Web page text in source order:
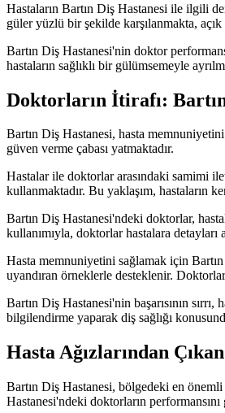
Hastaların Bartın Diş Hastanesi ile ilgili
güler yüzlü bir şekilde karşılanmakta,
Bartın Diş Hastanesi'nin doktor
hastaların sağlıklı bir gülümsemeyle
Doktorların İtirafı:
Bartın Diş Hastanesi, hasta
güven verme çabası yatmaktadır.
Hastalar ile doktorlar arasındaki samimi
kullanmaktadır. Bu yaklaşım, hastaların
Bartın Diş Hastanesi'ndeki doktorlar,
kullanımıyla, doktorlar hastalara
Hasta memnuniyetini sağlamak için
uyandıran örneklerle desteklenir.
Bartın Diş Hastanesi'nin başarısının
bilgilendirme yaparak diş sağlığı
Hasta Ağızlarından
Bartın Diş Hastanesi, bölgedeki en
Hastanesi'ndeki doktorların